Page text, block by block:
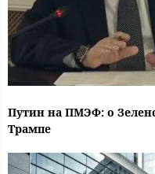
Путин на ПМЭФ: о
Трампе